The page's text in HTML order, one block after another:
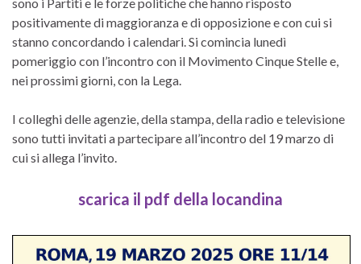
positivamente di maggioranza e di opposizione e con cui si
stanno concordando i calendari. Si comincia lunedì
pomeriggio con l’incontro con il Movimento Cinque Stelle e,
nei prossimi giorni, con la Lega.
I colleghi delle agenzie, della stampa, della radio e televisione
sono tutti invitati a partecipare all’incontro del 19 marzo di
cui si allega l’invito.
scarica il pdf della locandina